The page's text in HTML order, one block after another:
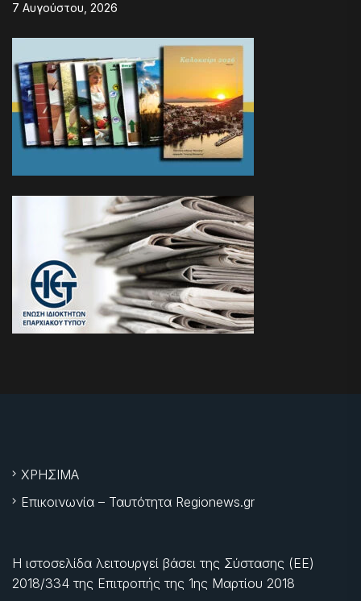
7 Αυγούστου, 2026
ΧΡΗΣΙΜΑ
Επικοινωνία – Ταυτότητα Regionews.gr
Η ιστοσελίδα λειτουργεί βάσει της Σύστασης (ΕΕ)
2018/334 της Επιτροπής της 1ης Μαρτίου 2018